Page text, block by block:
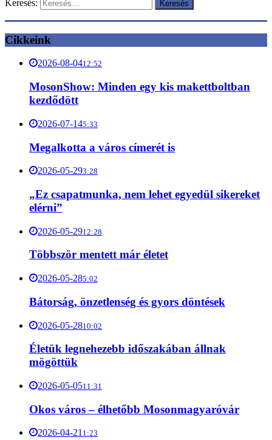
Keresés:
Cikkeink
2026-08-0412:52
MosonShow: Minden egy kis makettboltban
kezdődött
2026-07-145:33
Megalkotta a város címerét is
2026-05-293:28
„Ez csapatmunka, nem lehet egyedül sikereket
elérni”
2026-05-2912:28
Többször mentett már életet
2026-05-285:02
Bátorság, önzetlenség és gyors döntések
2026-05-2810:02
Életük legnehezebb időszakában állnak
mögöttük
2026-05-0511:31
Okos város – élhetőbb Mosonmagyaróvár
2026-04-211:23